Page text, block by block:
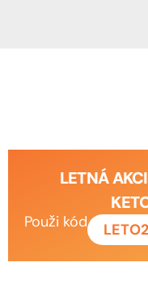
LETNÁ
Použi kód